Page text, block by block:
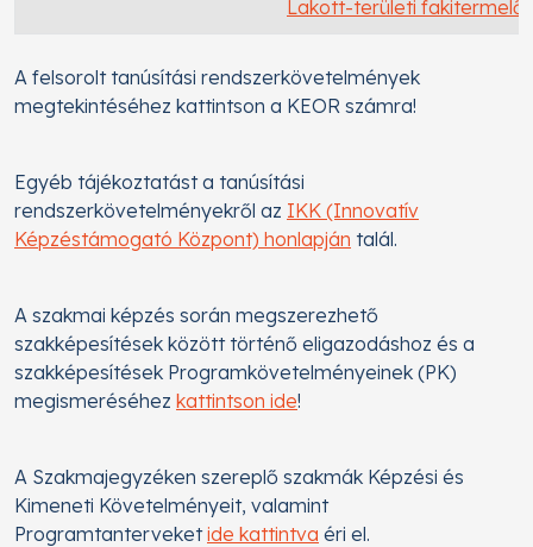
Lakott-területi fakitermelő
A felsorolt tanúsítási rendszerkövetelmények
megtekintéséhez kattintson a KEOR számra!
Egyéb tájékoztatást a tanúsítási
rendszerkövetelményekről az IKK (Innovatív
Képzéstámogató Központ) honlapján talál.
A szakmai képzés során megszerezhető
szakképesítések között történő eligazodáshoz és a
szakképesítések Programkövetelményeinek (PK)
megismeréséhez kattintson ide!
A Szakmajegyzéken szereplő szakmák Képzési és
Kimeneti Követelményeit, valamint
Programtanterveketide kattintva éri el.